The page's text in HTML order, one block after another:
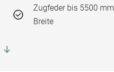
Zugfeder bis 5500 mm
Breite